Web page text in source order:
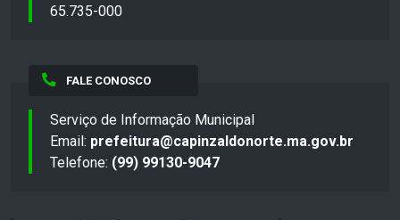
65.735-000
FALE CONOSCO
Serviço de Informação Municipal
Email: prefeitura@capinzaldonorte.ma.gov.br
Telefone: (99) 99130-9047